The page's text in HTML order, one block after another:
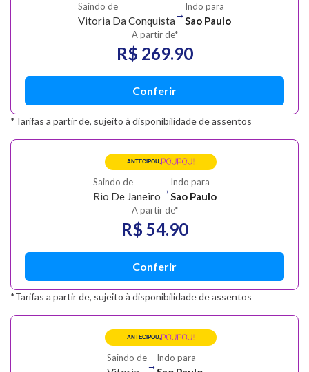
Saindo de
Vitoria Da Conquista
→
Indo para
Sao Paulo
A partir de*
R$ 269.90
Conferir
*Tarifas a partir de, sujeito à disponibilidade de assentos
Saindo de
Rio De Janeiro
→
Indo para
Sao Paulo
ANTECIPOU,POUPOU!
A partir de*
R$ 54.90
Conferir
*Tarifas a partir de, sujeito à disponibilidade de assentos
Saindo de
→
Indo para
ANTECIPOU,POUPOU!